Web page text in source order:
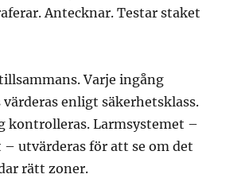
Antecknar. Testar staket
Varje ingång
värderas enligt säkerhetsklass.
kontrolleras. Larmsystemet –
– utvärderas för att se om det
rätt zoner.